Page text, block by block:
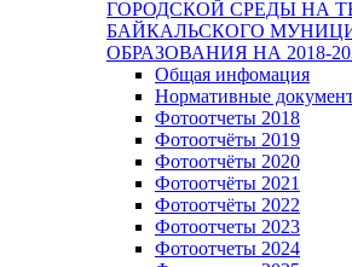
ГОРОДСКОЙ СРЕДЫ НА
БАЙКАЛЬСКОГО
ОБРАЗОВАНИЯ НА 2018-
Общая инфомация
Нормативные
Фотоотчеты 2018
Фотоотчёты 2019
Фотоотчёты 2020
Фотоотчёты 2021
Фотоотчёты 2022
Фотоотчеты 2023
Фотоотчеты 2024